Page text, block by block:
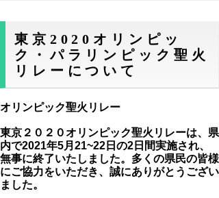
東京2020オリンピッ
ク・パラリンピック聖火
リレーについて
オリンピック聖火リレー
東京２０２０オリンピック聖火リレーは、県
内で2021年5月21~22日の2日間実施され、
無事に終了いたしました。多くの県民の皆様
にご協力をいただき、誠にありがとうござい
ました。